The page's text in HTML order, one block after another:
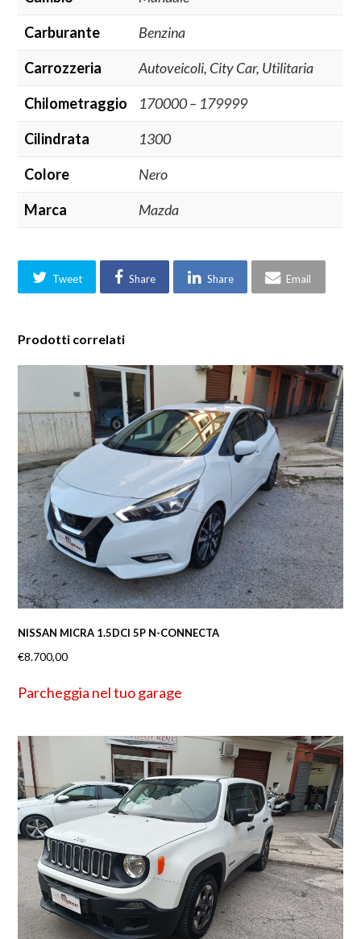
Carburante
Benzina
Carrozzeria
Autoveicoli, City Car, Utilitaria
Chilometraggio
170000 – 179999
Cilindrata
1300
Colore
Nero
Marca
Mazda
Tweet Share Share Email
Prodotti correlati
NISSAN MICRA 1.5DCI 5P N-CONNECTA
€8.700,00
Parcheggia nel tuo garage